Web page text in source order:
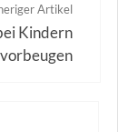
Artikel
Kindern
vorbeugen